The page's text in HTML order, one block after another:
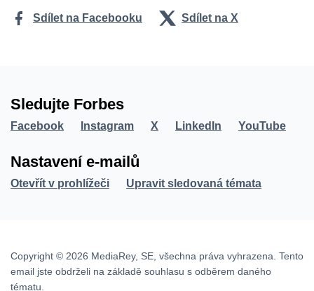
Sdílet na Facebooku Sdílet na X
Sledujte Forbes
Facebook Instagram X LinkedIn YouTube
Nastavení e-mailů
Otevřít v prohlížeči Upravit sledovaná témata
Copyright © 2026 MediaRey, SE, všechna práva vyhrazena. Tento
email jste obdrželi na základě souhlasu s odběrem daného
tématu.